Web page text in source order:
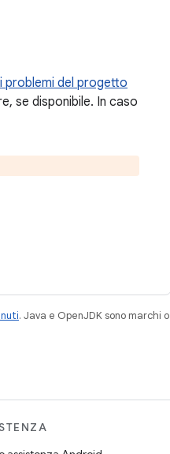
problemi del progetto
se disponibile. In caso
. Java e OpenJDK sono marchi o